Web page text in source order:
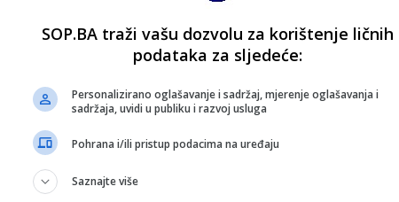
SOP.BA traži vašu dozvolu za korištenje ličnih
podataka za sljedeće:
Personalizirano oglašavanje i sadržaj, mjerenje oglašavanja i
sadržaja, uvidi u publiku i razvoj usluga
Pohrana i/ili pristup podacima na uređaju
Saznajte više